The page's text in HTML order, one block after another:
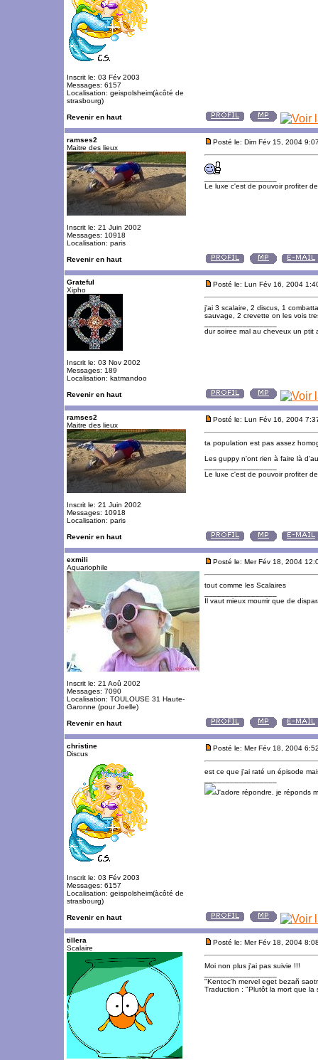
Inscrit le: 03 Fév 2003
Messages: 6157
Localisation: geispolsheim(àcôté de
strasbourg)
Revenir en haut
ramses2
Maitre des lieux
Inscrit le: 21 Juin 2002
Messages: 10918
Localisation: paris
Posté le: Dim Fév 15, 2004
Le luxe c'est de pouvoir profiter
Revenir en haut
Grateful
Xipho
Inscrit le: 03 Nov 2002
Messages: 189
Localisation: katmandoo
Posté le: Lun Fév 16, 2004
j'ai 3 scalaire, 2 discus, 1
sauvage, 2 crevette on les vois
dur soiree mal au cheveux un ptit
Revenir en haut
ramses2
Maitre des lieux
Inscrit le: 21 Juin 2002
Messages: 10918
Localisation: paris
Posté le: Lun Fév 16, 2004
ta population est pas assez
Les guppy n'ont rien à faire là
Le luxe c'est de pouvoir profiter
Revenir en haut
exmili
Aquariophile
Inscrit le: 21 Aoû 2002
Messages: 7090
Localisation: TOULOUSE 31 Haute-
Garonne (pour Joelle)
Posté le: Mer Fév 18, 2004
tout comme les Scalaires
Il vaut mieux mourrir que de
Revenir en haut
christine
Discus
Inscrit le: 03 Fév 2003
Messages: 6157
Localisation: geispolsheim(àcôté de
strasbourg)
Posté le: Mer Fév 18, 2004
est ce que j'ai raté un épisode
J'adore répondre. je réponds
Revenir en haut
tillera
Scalaire
Posté le: Mer Fév 18, 2004
Moi non plus j'ai pas suivie !!!
"Kentoc'h mervel eget bezañ
Traduction : "Plutôt la mort que la